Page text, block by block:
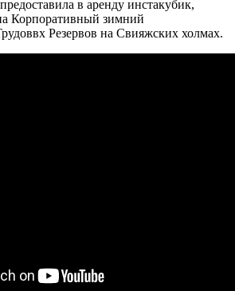
в аренду инстакубик,
Корпоративный зимний
Резервов на Свияжских холмах.